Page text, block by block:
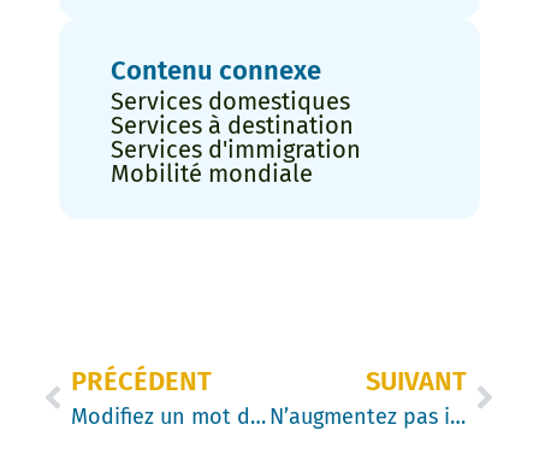
Contenu connexe
Services domestiques
Services à destination
Services d'immigration
Mobilité mondiale
PRÉCÉDENT
Modifiez un mot de votre politique pour réduire les demandes d’exception
SUIVANT
N’augmentez pas inutilement les échelles salariales en cas de mutation : la manière la plus intelligente de couvrir les frais de logement (sans bouleverser votre modèle de rémunération)